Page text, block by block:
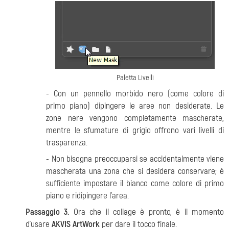
Paletta Livelli
- Con un pennello morbido nero (come colore di
primo piano) dipingere le aree non desiderate. Le
zone nere vengono completamente mascherate,
mentre le sfumature di grigio offrono vari livelli di
trasparenza.
- Non bisogna preoccuparsi se accidentalmente viene
mascherata una zona che si desidera conservare; è
sufficiente impostare il bianco come colore di primo
piano e ridipingere l'area.
Passaggio 3. Ora che il collage è pronto, è il momento
d’usare AKVIS ArtWork per dare il tocco finale.